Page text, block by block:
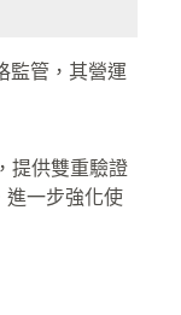
監管，其營運
提供雙重驗證
進一步強化使